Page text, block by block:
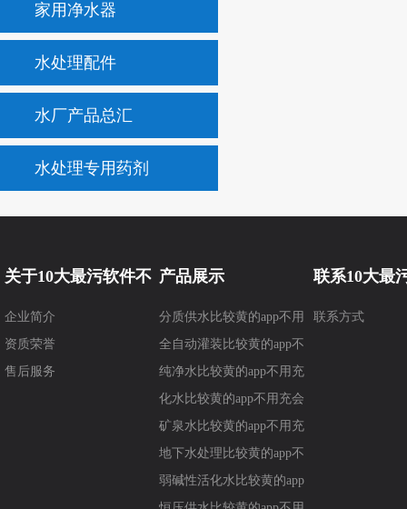
家用净水器
水处理配件
水厂产品总汇
水处理专用药剂
关于10大最污软件不
企业简介
资质荣誉
售后服务
产品展示
分质供水比较黄的app不用
充会员
全自动灌装比较黄的app不
用充会员
纯净水比较黄的app不用充
会员
化水比较黄的app不用充会
员
矿泉水比较黄的app不用充
会员
地下水处理比较黄的app不
用充会员
弱碱性活化水比较黄的app
联系10大最
联系方式